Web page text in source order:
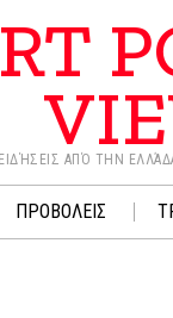
ΕΙΔΉΣΕΙΣ ΑΠΌ ΤΗΝ
ΠΡΟΒΟΛΕΙΣ